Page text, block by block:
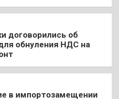
договорились об
обнуления НДС на
в импортозамещении